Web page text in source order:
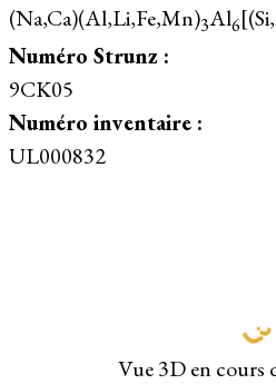
(Na,Ca)(Al,Li,Fe,Mn)3Al6
Numéro Strunz :
9CK05
Numéro inventaire :
UL000832
Vue 3D en cours